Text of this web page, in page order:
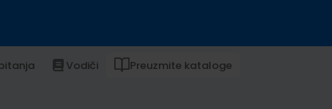
Vodiči Preuzmite kataloge